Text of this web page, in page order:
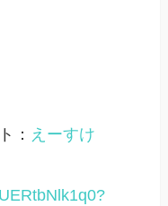
： えーすけ